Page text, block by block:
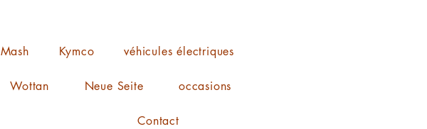
Mash Kymco véhicules électriques
Wottan Neue Seite occasions
Contact